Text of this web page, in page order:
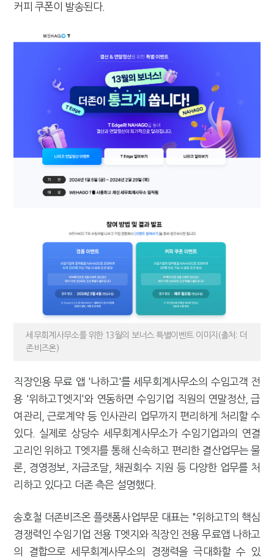
커피 쿠폰이 발송된다.
세무회계사무소를 위한 13월의 보너스 특별이벤트 이미지(출처: 더
존비즈온)
직장인용 무료 앱 '나하고'를 세무회계사무소의 수임고객 전
용 '위하고T엣지'와 연동하면 수임기업 직원의 연말정산, 급
여관리, 근로계약 등 인사관리 업무까지 편리하게 처리할 수
있다. 실제로 상당수 세무회계사무소가 수임기업과의 연결
고리인 위하고 T엣지를 통해 신속하고 편리한 결산업무는 물
론, 경영정보, 자금조달, 채권회수 지원 등 다양한 업무를 처
리하고 있다고 더존 측은 설명했다.
송호철 더존비즈온 플랫폼사업부문 대표는 "위하고T의 핵심
경쟁력인 수임기업 전용 T엣지와 직장인 전용 무료앱 나하고
의 결합으로 세무회계사무소의 경쟁력을 극대화할 수 있